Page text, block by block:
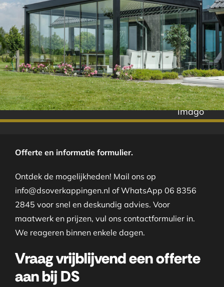
Imago
Offerte en informatie formulier.
Ontdek de mogelijkheden! Mail ons op
info@dsoverkappingen.nl of WhatsApp 06 8356
2845 voor snel en deskundig advies. Voor
maatwerk en prijzen, vul ons contactformulier in.
We reageren binnen enkele dagen.
Vraag vrijblijvend een offerte
aan bij DS